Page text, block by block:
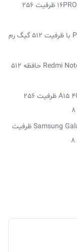
آیفون 16PRO MAX ظرفیت 256
Poco X7 Pro با ظرفیت 512 گیگ رم
Redmi Note 14 Pro 4G حافظه 512
سامسونگ A15 4G ظرفیت 256
Samsung Galaxy A55 5G ظرفیت